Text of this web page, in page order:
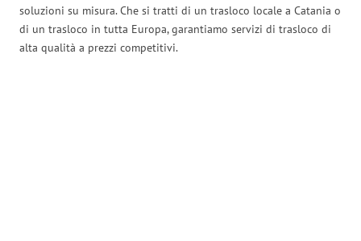
soluzioni su misura. Che si tratti di un trasloco locale a Catania o
di un trasloco in tutta Europa, garantiamo servizi di trasloco di
alta qualità a prezzi competitivi.